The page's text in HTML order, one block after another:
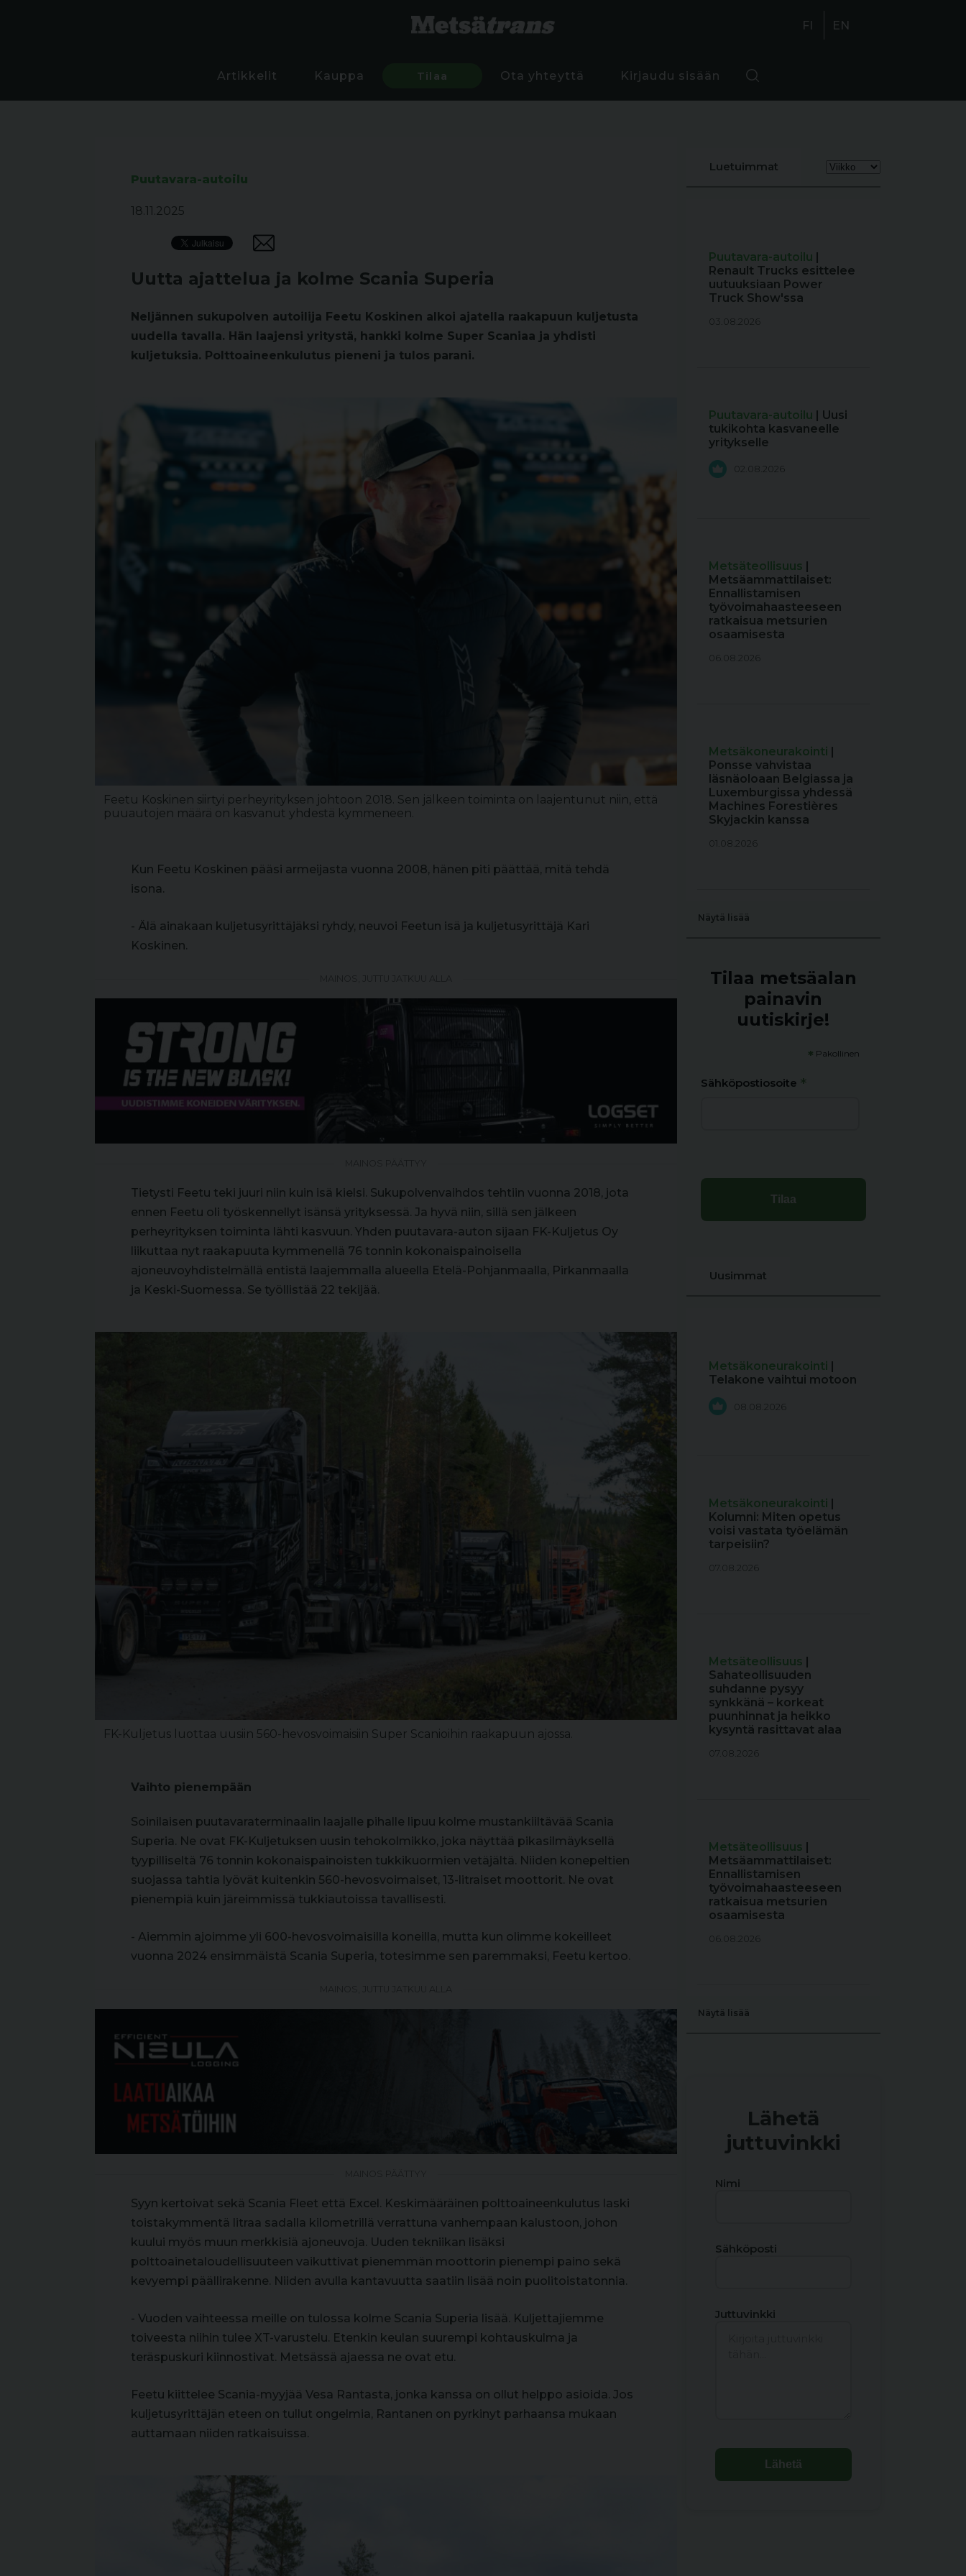
FI EN
Artikkelit Kauppa Tilaa Ota yhteyttä Kirjaudu sisään
Puutavara-autoilu
18.11.2025
Uutta ajattelua ja kolme Scania Superia
Neljännen sukupolven autoilija Feetu Koskinen alkoi ajatella raakapuun kuljetusta
uudella tavalla. Hän laajensi yritystä, hankki kolme Super Scaniaa ja yhdisti
kuljetuksia. Polttoaineenkulutus pieneni ja tulos parani.
Feetu Koskinen siirtyi perheyrityksen johtoon 2018. Sen jälkeen toiminta on laajentunut niin, että
puuautojen määrä on kasvanut yhdestä kymmeneen.
Kun Feetu Koskinen pääsi armeijasta vuonna 2008, hänen piti päättää, mitä tehdä
isona.
- Älä ainakaan kuljetusyrittäjäksi ryhdy, neuvoi Feetun isä ja kuljetusyrittäjä Kari
Koskinen.
Tietysti Feetu teki juuri niin kuin isä kielsi. Sukupolvenvaihdos tehtiin vuonna 2018, jota
ennen Feetu oli työskennellyt isänsä yrityksessä. Ja hyvä niin, sillä sen jälkeen
perheyrityksen toiminta lähti kasvuun. Yhden puutavara-auton sijaan FK-Kuljetus Oy
liikuttaa nyt raakapuuta kymmenellä 76 tonnin kokonaispainoisella
ajoneuvoyhdistelmällä entistä laajemmalla alueella Etelä-Pohjanmaalla, Pirkanmaalla
ja Keski-Suomessa. Se työllistää 22 tekijää.
FK-Kuljetus luottaa uusiin 560-hevosvoimaisiin Super Scanioihin raakapuun ajossa.
Vaihto pienempään
Soinilaisen puutavaraterminaalin laajalle pihalle lipuu kolme mustankiiltävää Scania
Superia. Ne ovat FK-Kuljetuksen uusin tehokolmikko, joka näyttää pikasilmäyksellä
tyypilliseltä 76 tonnin kokonaispainoisten tukkikuormien vetäjältä. Niiden konepeltien
suojassa tahtia lyövät kuitenkin 560-hevosvoimaiset, 13-litraiset moottorit. Ne ovat
pienempiä kuin järeimmissä tukkiautoissa tavallisesti.
- Aiemmin ajoimme yli 600-hevosvoimaisilla koneilla, mutta kun olimme kokeilleet
vuonna 2024 ensimmäistä Scania Superia, totesimme sen paremmaksi, Feetu kertoo.
Syyn kertoivat sekä Scania Fleet että Excel. Keskimääräinen polttoaineenkulutus laski
toistakymmentä litraa sadalla kilometrillä verrattuna vanhempaan kalustoon, johon
kuului myös muun merkkisiä ajoneuvoja. Uuden tekniikan lisäksi
polttoainetaloudellisuuteen vaikuttivat pienemmän moottorin pienempi paino sekä
kevyempi päällirakenne. Niiden avulla kantavuutta saatiin lisää noin puolitoistatonnia.
- Vuoden vaihteessa meille on tulossa kolme Scania Superia lisää. Kuljettajiemme
toiveesta niihin tulee XT-varustelu. Etenkin keulan suurempi kohtauskulma ja
teräspuskuri kiinnostivat. Metsässä ajaessa ne ovat etu.
Feetu kiittelee Scania-myyjää Vesa Rantasta, jonka kanssa on ollut helppo asioida. Jos
kuljetusyrittäjän eteen on tullut ongelmia, Rantanen on pyrkinyt parhaansa mukaan
auttamaan niiden ratkaisuissa.
Luetuimmat
Puutavara-autoilu |
Renault Trucks esittelee
uutuuksiaan Power
Truck Show'ssa
03.08.2026
Puutavara-autoilu | Uusi
tukikohta kasvaneelle
yritykselle
02.08.2026
Metsäteollisuus |
Metsäammattilaiset:
Ennallistamisen
työvoimahaasteeseen
ratkaisua metsurien
osaamisesta
06.08.2026
Metsäkoneurakointi |
Ponsse vahvistaa
läsnäoloaan Belgiassa ja
Luxemburgissa yhdessä
Machines Forestières
Skyjackin kanssa
01.08.2026
Näytä lisää
Tilaa metsäalan
painavin
uutiskirje!
* Pakollinen
Sähköpostiosoite *
Uusimmat
Metsäkoneurakointi |
Telakone vaihtui motoon
08.08.2026
Metsäkoneurakointi |
Kolumni: Miten opetus
voisi vastata työelämän
tarpeisiin?
07.08.2026
Metsäteollisuus |
Sahateollisuuden
suhdanne pysyy
synkkänä – korkeat
puunhinnat ja heikko
kysyntä rasittavat alaa
07.08.2026
Metsäteollisuus |
Metsäammattilaiset:
Ennallistamisen
työvoimahaasteeseen
ratkaisua metsurien
osaamisesta
06.08.2026
Näytä lisää
Lähetä
juttuvinkki
Nimi
Sähköposti
Juttuvinkki
Lähetä